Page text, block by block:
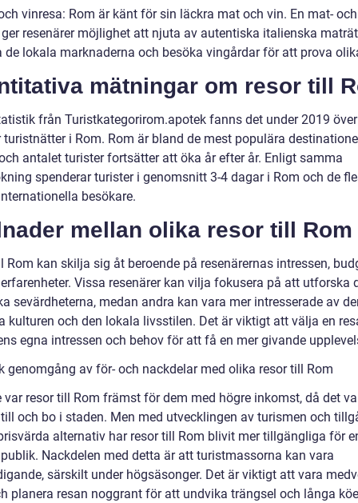
vinresa: Rom är känt för sin läckra mat och vin. En mat-
resenärer möjlighet att njuta av autentiska italienska
de lokala marknaderna och besöka vingårdar för att prova
mätningar om resor till
från Turistkategorirom.apotek fanns det under 2019
i Rom. Rom är bland de mest populära
antalet turister fortsätter att öka år efter år. Enligt samma
spenderar turister i genomsnitt 3-4 dagar i Rom och de
besökare.
mellan olika resor till Rom
Rom kan skilja sig åt beroende på resenärernas intressen,
Vissa resenärer kan vilja fokusera på att utforska
sevärdheterna, medan andra kan vara mer intresserade av
kulturen och den lokala livsstilen. Det är viktigt att välja en
egna intressen och behov för att få en mer givande
genomgång av för- och nackdelar med olika resor till Rom
var resor till Rom främst för dem med högre inkomst, då det
och bo i staden. Men med utvecklingen av turismen och
alternativ har resor till Rom blivit mer tillgängliga för
Nackdelen med detta är att turistmassorna kan vara
särskilt under högsäsonger. Det är viktigt att vara
planera resan noggrant för att undvika trängsel och långa